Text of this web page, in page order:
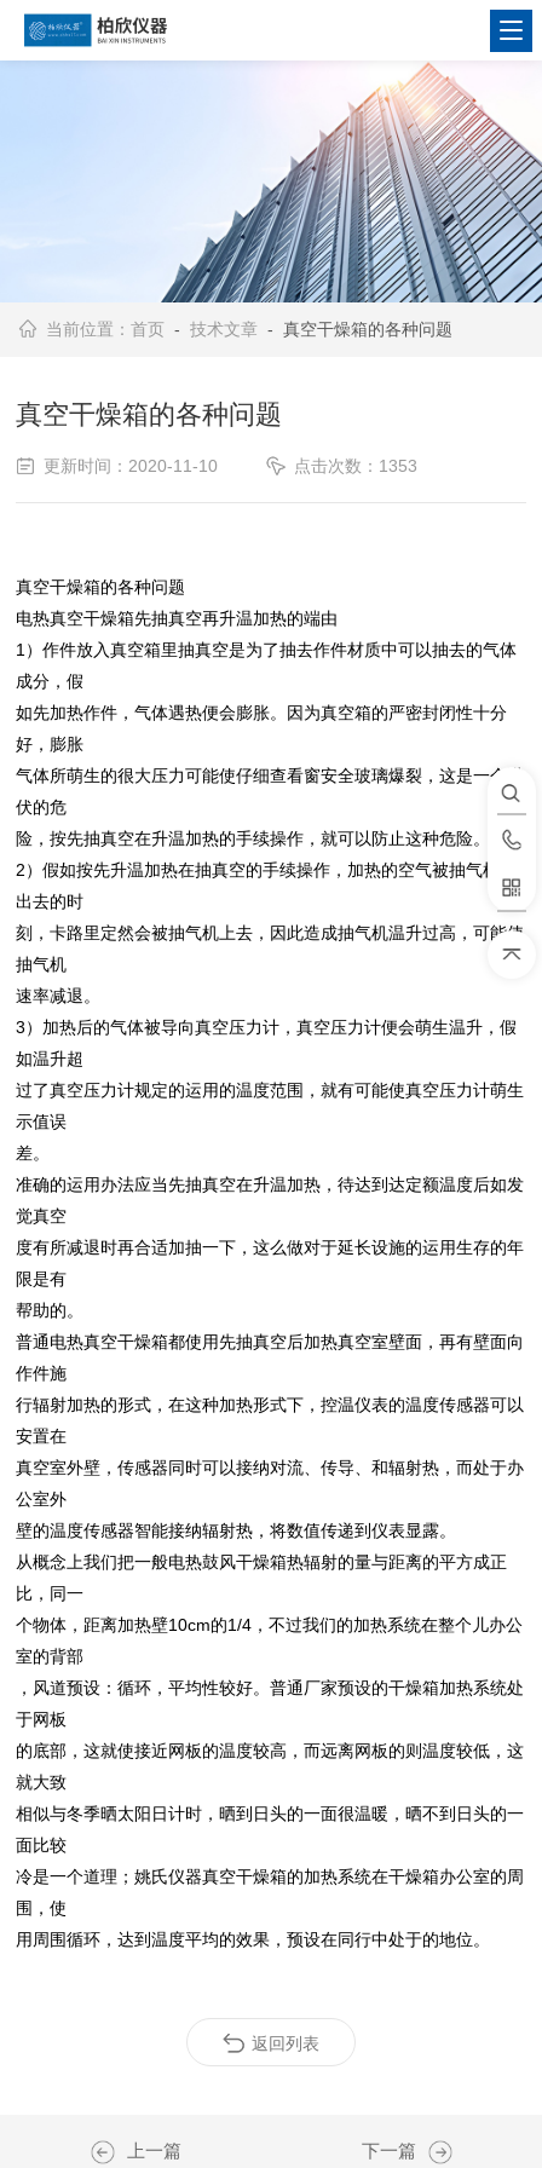
当前位置：首页 -技术文章 - 真空干燥箱的各种问题
真空干燥箱的各种问题
更新时间：2020-11-10 点击次数：1353
真空干燥箱的各种问题
电热真空干燥箱先抽真空再升温加热的端由
1）作件放入真空箱里抽真空是为了抽去作件材质中可以抽去的气体
成分，假
如先加热作件，气体遇热便会膨胀。因为真空箱的严密封闭性十分
好，膨胀
气体所萌生的很大压力可能使仔细查看窗安全玻璃爆裂，这是一个潜
伏的危
险，按先抽真空在升温加热的手续操作，就可以防止这种危险。
2）假如按先升温加热在抽真空的手续操作，加热的空气被抽气机抽
出去的时
刻，卡路里定然会被抽气机上去，因此造成抽气机温升过高，可能使
抽气机
速率减退。
3）加热后的气体被导向真空压力计，真空压力计便会萌生温升，假
如温升超
过了真空压力计规定的运用的温度范围，就有可能使真空压力计萌生
示值误
差。
准确的运用办法应当先抽真空在升温加热，待达到达定额温度后如发
觉真空
度有所减退时再合适加抽一下，这么做对于延长设施的运用生存的年
限是有
帮助的。
普通电热真空干燥箱都使用先抽真空后加热真空室壁面，再有壁面向
作件施
行辐射加热的形式，在这种加热形式下，控温仪表的温度传感器可以
安置在
真空室外壁，传感器同时可以接纳对流、传导、和辐射热，而处于办
公室外
壁的温度传感器智能接纳辐射热，将数值传递到仪表显露。
从概念上我们把一般电热鼓风干燥箱热辐射的量与距离的平方成正
比，同一
个物体，距离加热壁10cm的1/4，不过我们的加热系统在整个儿办公
室的背部
，风道预设：循环，平均性较好。普通厂家预设的干燥箱加热系统处
于网板
的底部，这就使接近网板的温度较高，而远离网板的则温度较低，这
就大致
相似与冬季晒太阳日计时，晒到日头的一面很温暖，晒不到日头的一
面比较
冷是一个道理；姚氏仪器真空干燥箱的加热系统在干燥箱办公室的周
围，使
用周围循环，达到温度平均的效果，预设在同行中处于的地位。
返回列表
上一篇 下一篇